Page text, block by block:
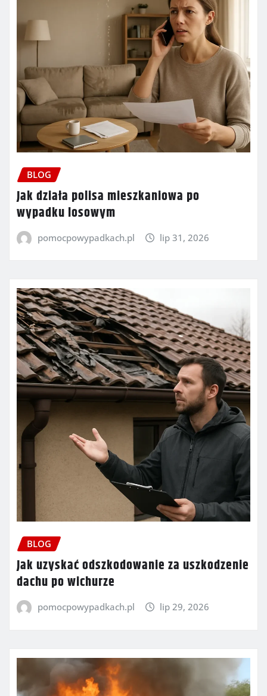
BLOG
Jak działa polisa mieszkaniowa po
wypadku losowym
pomocpowypadkach.pl lip 31, 2026
BLOG
Jak uzyskać odszkodowanie za uszkodzenie
dachu po wichurze
pomocpowypadkach.pl lip 29, 2026